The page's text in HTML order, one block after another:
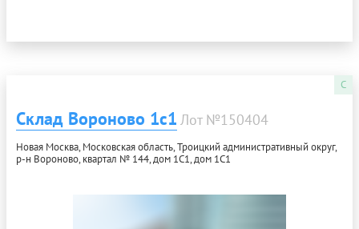
C
Склад Вороново 1с1 Лот №150404
Новая Москва, Московская область, Троицкий административный округ,
р-н Вороново, квартал № 144, дом 1С1, дом 1С1